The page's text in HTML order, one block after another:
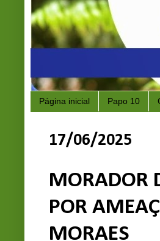
Página inicial Papo 10
17/06/2025
MORADOR
POR
MORAES